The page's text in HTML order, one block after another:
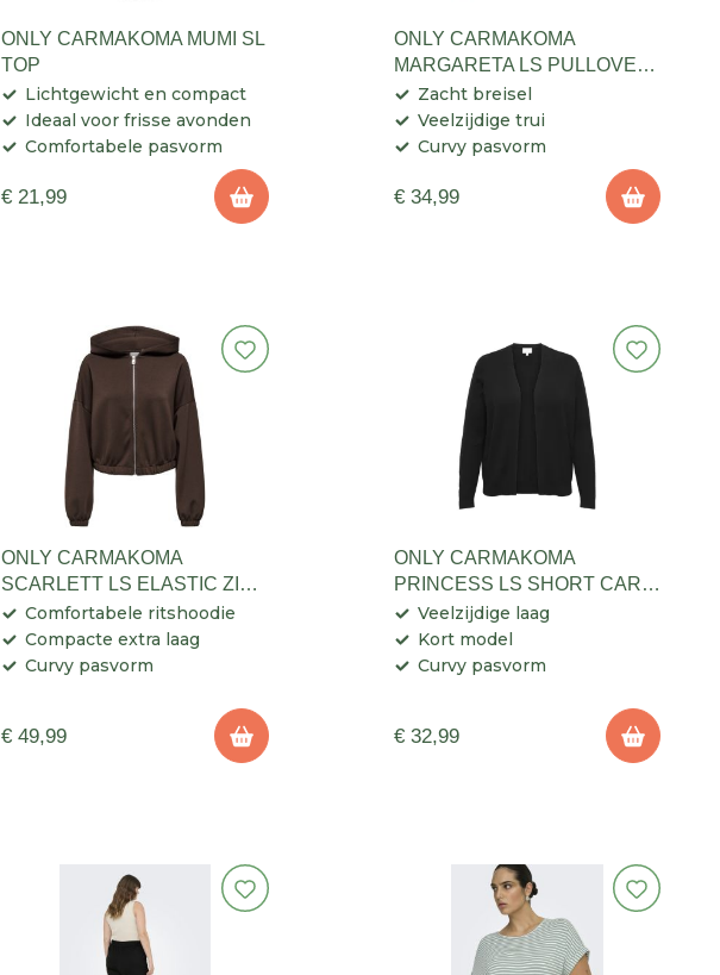
ONLY CARMAKOMA MUMI SL
TOP
Lichtgewicht en compact
Ideaal voor frisse avonden
Comfortabele pasvorm
€ 21,99
ONLY CARMAKOMA
MARGARETA LS PULLOVER
KNT DAMES
Zacht breisel
Veelzijdige trui
Curvy pasvorm
€ 34,99
ONLY CARMAKOMA
SCARLETT LS ELASTIC ZIP
HOOD SWT DAMES
Comfortabele ritshoodie
Compacte extra laag
Curvy pasvorm
€ 49,99
ONLY CARMAKOMA
PRINCESS LS SHORT CARDI
DAMES
Veelzijdige laag
Kort model
Curvy pasvorm
€ 32,99